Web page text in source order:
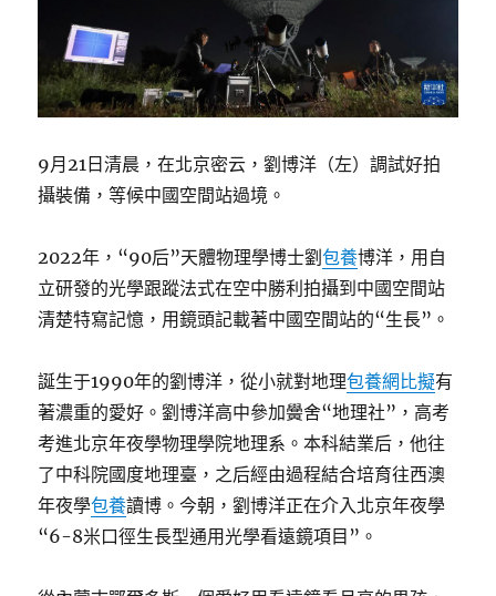
9月21日清晨，在北京密云，劉博洋（左）調試好拍
攝裝備，等候中國空間站過境。
2022年，“90后”天體物理學博士劉包養博洋，用自
立研發的光學跟蹤法式在空中勝利拍攝到中國空間站
清楚特寫記憶，用鏡頭記載著中國空間站的“生長”。
誕生于1990年的劉博洋，從小就對地理包養網比擬有
著濃重的愛好。劉博洋高中參加黌舍“地理社”，高考
考進北京年夜學物理學院地理系。本科結業后，他往
了中科院國度地理臺，之后經由過程結合培育往西澳
年夜學包養讀博。今朝，劉博洋正在介入北京年夜學
“6-8米口徑生長型通用光學看遠鏡項目”。